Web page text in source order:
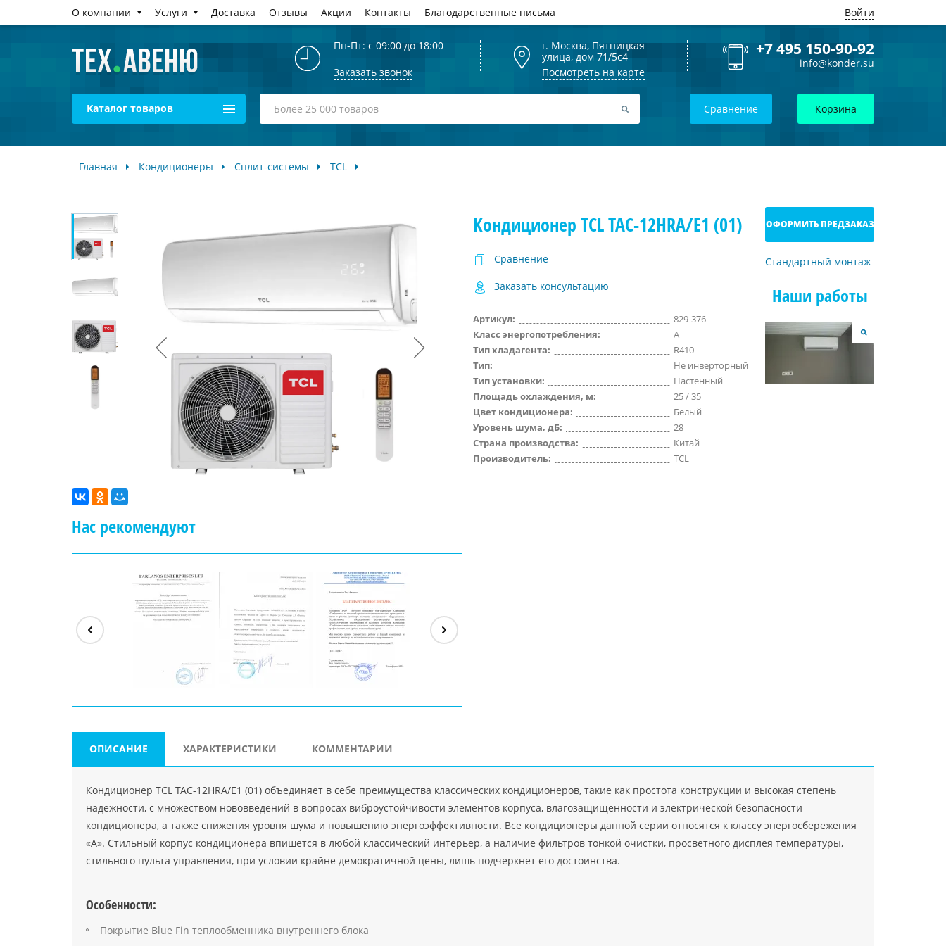
О компании Услуги Доставка Отзывы Акции Контакты Благодарственные письма Войти
Пн-Пт: с 09:00 до 18:00
Заказать звонок
г. Москва, Пятницкая
улица, дом 71/5с4
Посмотреть на карте
+7 495 150-90-92
info@konder.su
Каталог товаров Сравнение Корзина
Главная Кондиционеры Сплит-системы TCL
Нас рекомендуют
">
Код PHP ">
"МидасМеталлАрт" PHP ">
Код PHP ">
Кондиционер TCL TAC-12HRA/E1 (01)
Сравнение
Заказать консультацию
Артикул:
829-376
Класс энергопотребления:
A
Тип хладагента:
R410
Тип:
Не инверторный
Тип установки:
Настенный
Площадь охлаждения, м:
25 / 35
Цвет кондиционера:
Белый
Уровень шума, дБ:
28
Страна производства:
Китай
Производитель:
TCL
ОФОРМИТЬ ПРЕДЗАКАЗ
Стандартный монтаж
Наши работы
ОПИСАНИЕ ХАРАКТЕРИСТИКИ КОММЕНТАРИИ
Кондиционер TCL TAC-12HRA/E1 (01) объединяет в себе преимущества классических кондиционеров, такие как простота конструкции и высокая степень
надежности, с множеством нововведений в вопросах виброустойчивости элементов корпуса, влагозащищенности и электрической безопасности
кондиционера, а также снижения уровня шума и повышению энергоэффективности. Все кондиционеры данной серии относятся к классу энергосбережения
«А». Стильный корпус кондиционера впишется в любой классический интерьер, а наличие фильтров тонкой очистки, просветного дисплея температуры,
стильного пульта управления, при условии крайне демократичной цены, лишь подчеркнет его достоинства.
Особенности:
Покрытие Blue Fin теплообменника внутреннего блока